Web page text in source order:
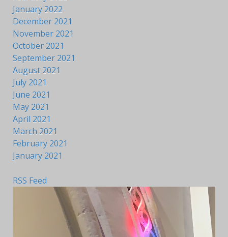
January 2022
December 2021
November 2021
October 2021
September 2021
August 2021
July 2021
June 2021
May 2021
April 2021
March 2021
February 2021
January 2021
RSS Feed